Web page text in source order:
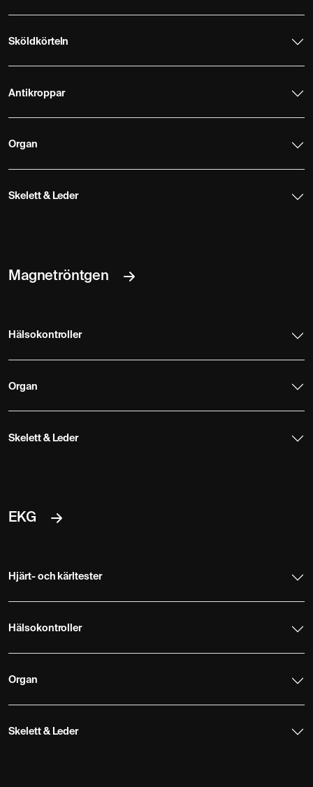
Sköldkörteln
Antikroppar
Organ
Skelett & Leder
Magnetröntgen
Hälsokontroller
Organ
Skelett & Leder
EKG
Hjärt- och kärltester
Hälsokontroller
Organ
Skelett & Leder